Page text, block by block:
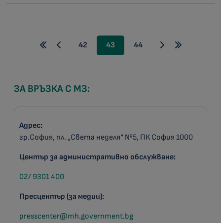
42 43 44
ЗА ВРЪЗКА С МЗ:
Адрес:
гр.София, пл. „Света неделя“ №5, ПК София 1000
Център за административно обслужване:
02/ 9301 400
Пресцентър (за медии):
presscenter@mh.government.bg